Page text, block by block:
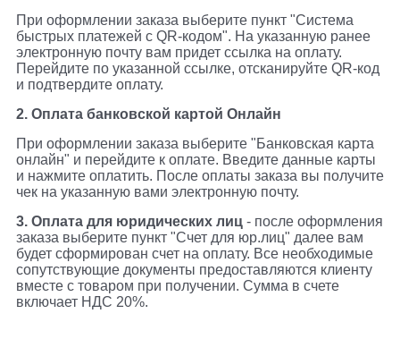
При оформлении заказа выберите пункт "Система
быстрых платежей с QR-кодом". На указанную ранее
электронную почту вам придет ссылка на оплату.
Перейдите по указанной ссылке, отсканируйте QR-код
и подтвердите оплату.
2. Оплата банковской картой Онлайн
При оформлении заказа выберите "Банковская карта
онлайн" и перейдите к оплате. Введите данные карты
и нажмите оплатить. После оплаты заказа вы получите
чек на указанную вами электронную почту.
3. Оплата для юридических лиц - после оформления
заказа выберите пункт "Счет для юр.лиц" далее вам
будет сформирован счет на оплату. Все необходимые
сопутствующие документы предоставляются клиенту
вместе с товаром при получении. Сумма в счете
включает НДС 20%.